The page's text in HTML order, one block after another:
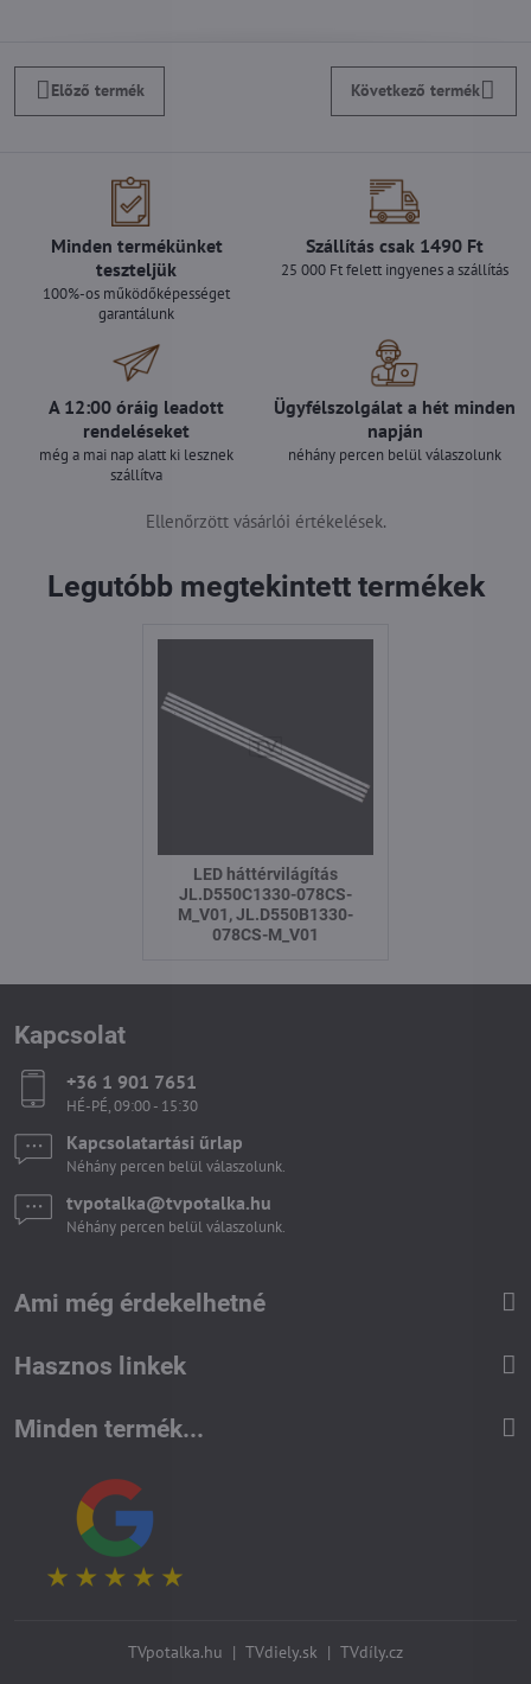
Előző termék Következő termék
Minden termékünket
teszteljük
100%-os működőképességet
garantálunk
Szállítás csak 1490 Ft
25 000 Ft felett ingyenes a szállítás
A 12:00 óráig leadott
rendeléseket
még a mai nap alatt ki lesznek
szállítva
Ügyfélszolgálat a hét minden
napján
néhány percen belül válaszolunk
Ellenőrzött vásárlói értékelések.
Legutóbb megtekintett termékek
LED háttérvilágítás
JL.D550C1330-078CS-
M_V01, JL.D550B1330-
078CS-M_V01
Kapcsolat
+36 1 901 7651
HÉ-PÉ, 09:00 - 15:30
Kapcsolatartási űrlap
Néhány percen belül válaszolunk.
tvpotalka​@tvpotalka​.hu
Néhány percen belül válaszolunk.
Ami még érdekelhetné
Hasznos linkek
Minden termék...
TVpotalka.hu | TVdiely.sk | TVdíly.cz